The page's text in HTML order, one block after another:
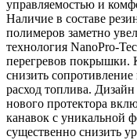
управляемостью и
Наличие в составе
полимеров заметно
технология NanoPro-
перегревов покрышки.
снизить
расход топлива.
нового протектора
канавок с уникальной
существенно снизить